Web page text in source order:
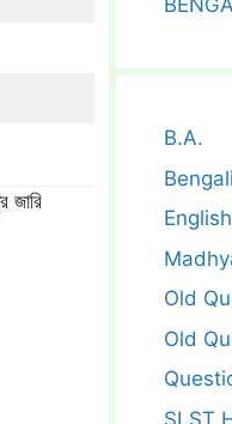
জারি
B.A.
Old
Old
SLST